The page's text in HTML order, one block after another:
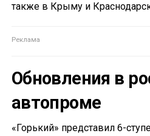
также в Крыму и
Обновления в
автопроме
«Горький» представил 6-